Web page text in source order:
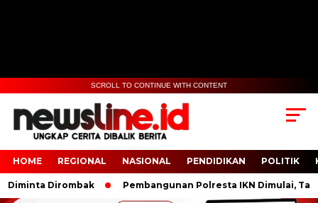
SCROLL TO CONTINUE WITH CONTENT
HOME REGIONAL NASIONAL PENDIDIKAN POLITIK
Dirombak Pembangunan Polresta IKN Dimulai,